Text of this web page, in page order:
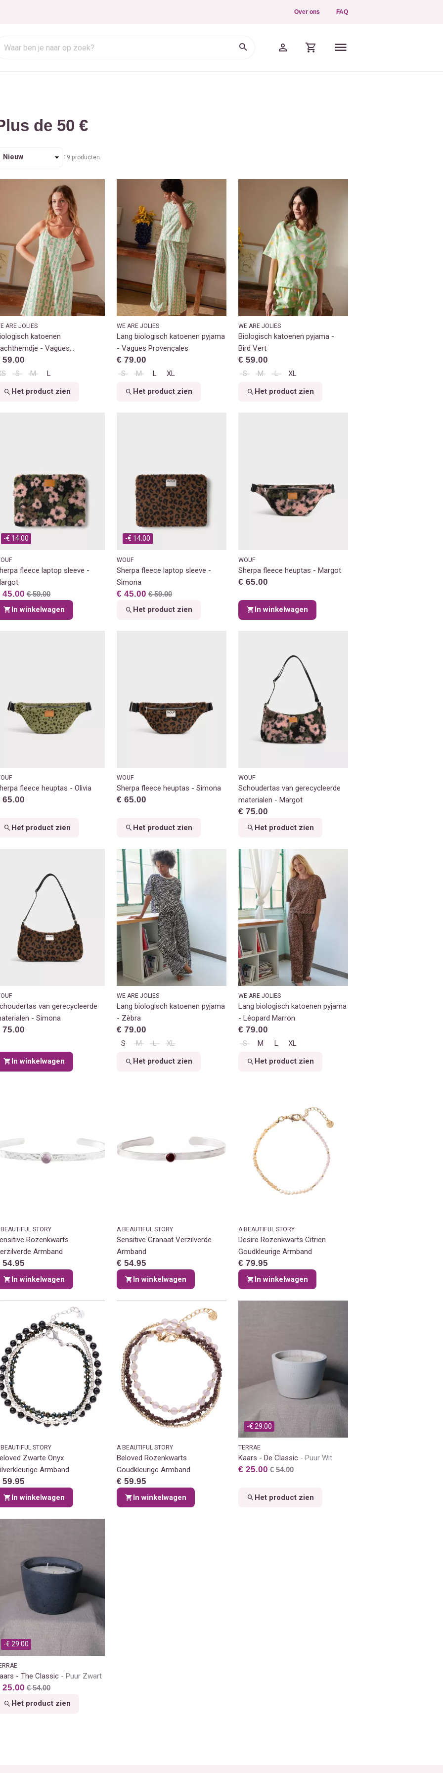
Over ons FAQ
de 50 €
19 producten
ARE JOLIES
katoenen
- Vagues
59.00
S M
L
Het product zien
WE ARE JOLIES
Lang biologisch katoenen pyjama
- Vagues Provençales
€ 79.00
S M L
XL
Het product zien
WE ARE JOLIES
Biologisch katoenen pyjama -
Bird Vert
€ 59.00
S M L
XL
Het product zien
-€ 14.00
fleece laptop sleeve -
45.00 € 59.00
In winkelwagen
-€ 14.00
WOUF
Sherpa fleece laptop sleeve -
Simona
€ 45.00 € 59.00
Het product zien
WOUF
Sherpa fleece heuptas - Margot
€ 65.00
In winkelwagen
fleece heuptas - Olivia
65.00
Het product zien
WOUF
Sherpa fleece heuptas - Simona
€ 65.00
Het product zien
WOUF
Schoudertas van gerecycleerde
materialen - Margot
€ 75.00
Het product zien
van gerecycleerde
- Simona
75.00
In winkelwagen
WE ARE JOLIES
Lang biologisch katoenen pyjama
- Zèbra
€ 79.00
S M L
XL
Het product zien
WE ARE JOLIES
Lang biologisch katoenen pyjama
- Léopard Marron
€ 79.00
S M L
XL
Het product zien
STORY
Rozenkwarts
Armband
54.95
In winkelwagen
A BEAUTIFUL STORY
Sensitive Granaat Verzilverde
Armband
€ 54.95
In winkelwagen
A BEAUTIFUL STORY
Desire Rozenkwarts Citrien
Goudkleurige Armband
€ 79.95
In winkelwagen
STORY
Zwarte Onyx
Armband
59.95
In winkelwagen
A BEAUTIFUL STORY
Beloved Rozenkwarts
Goudkleurige Armband
€ 59.95
In winkelwagen
-€ 29.00
TERRAE
Kaars - De Classic Puur Wit
€ 25.00 € 54.00
Het product zien
-€ 29.00
- The Classic Puur Zwart
25.00 € 54.00
Het product zien